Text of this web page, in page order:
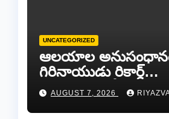
UNCATEGORIZED
ఆలయాల
గిరినాయుడు రికార్డ్
దారినేర్పరి..రోడ్డు
గోవుల సంరక్షణకు
AUGUST 7, 2026